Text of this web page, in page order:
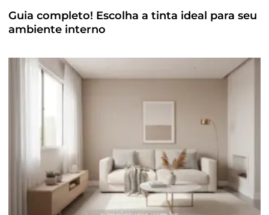
Guia completo! Escolha a tinta ideal para seu
ambiente interno